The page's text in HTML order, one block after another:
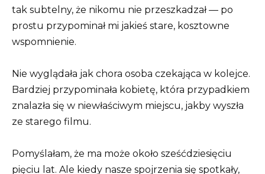
tak subtelny, że nikomu nie przeszkadzał — po
prostu przypominał mi jakieś stare, kosztowne
wspomnienie.
Nie wyglądała jak chora osoba czekająca w kolejce.
Bardziej przypominała kobietę, która przypadkiem
znalazła się w niewłaściwym miejscu, jakby wyszła
ze starego filmu.
Pomyślałam, że ma może około sześćdziesięciu
pięciu lat. Ale kiedy nasze spojrzenia się spotkały,